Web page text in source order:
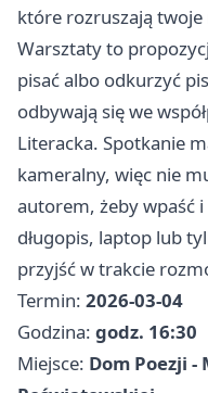
które rozruszają
Warsztaty to
pisać albo odkurzyć
odbywają się we
Literacka. Spotkanie
kameralny, więc nie
autorem, żeby wpaść
długopis, laptop lub
przyjść w trakcie
Termin: 2026-03-04
Godzina: godz. 16:30
Miejsce: Dom Poezji